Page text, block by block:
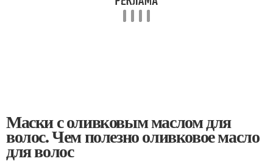
Маски с оливковым маслом для
волос. Чем полезно оливковое масло
для волос